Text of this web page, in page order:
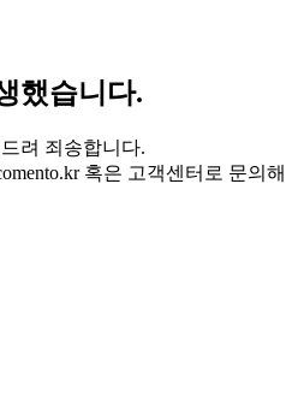
했습니다.
려 죄송합니다.
혹은 고객센터로 문의해